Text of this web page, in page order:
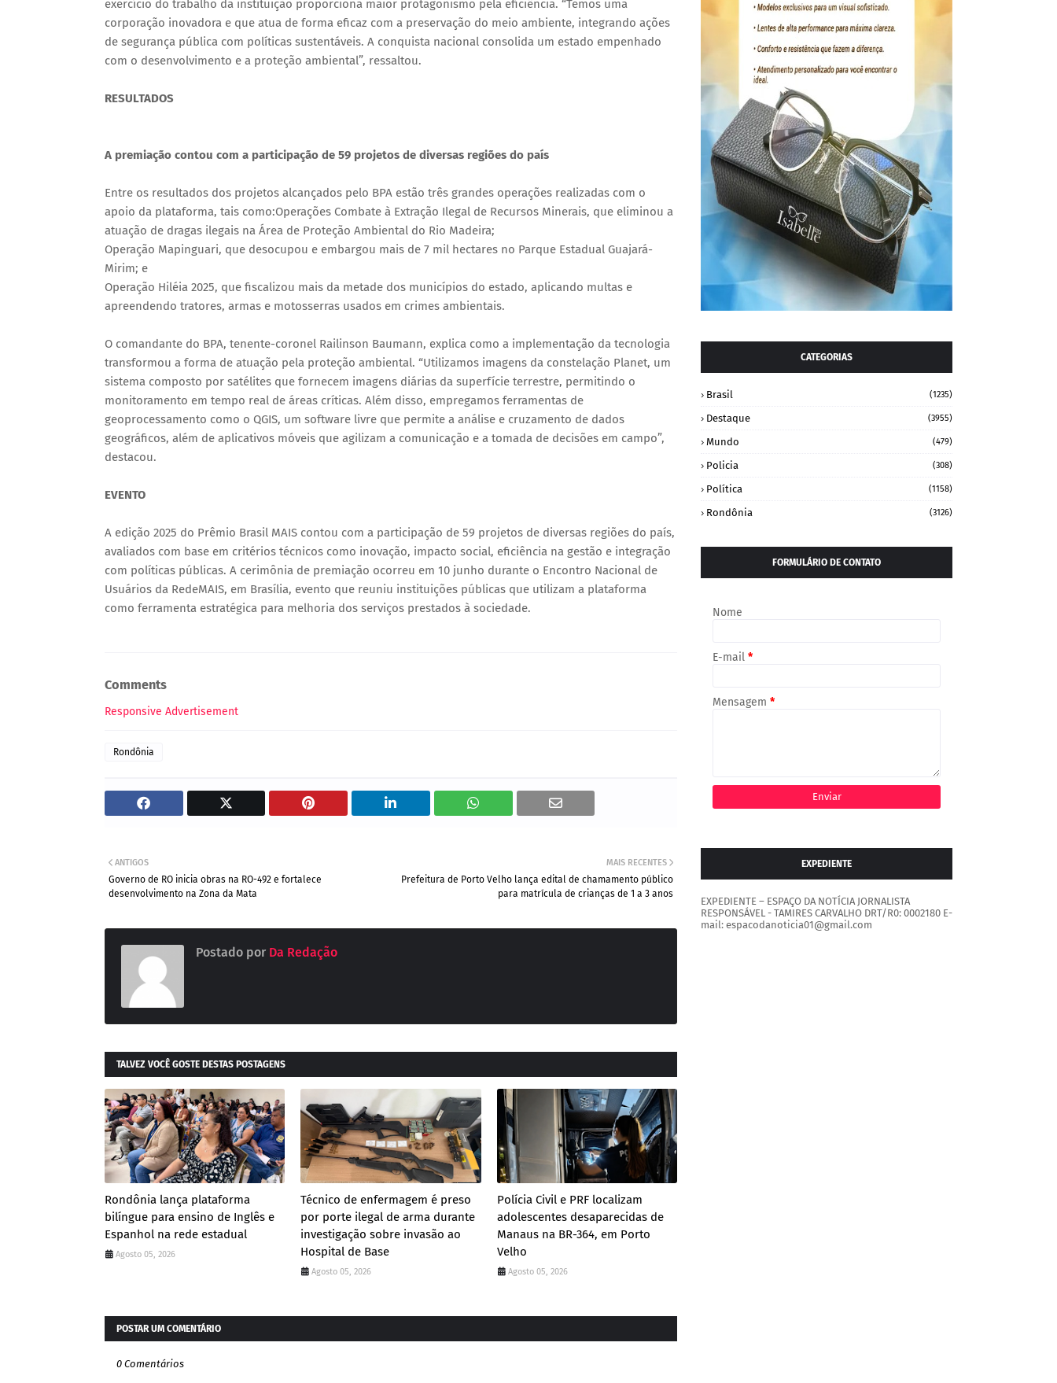
exercício do trabalho da instituição proporciona maior protagonismo pela eficiência. “Temos uma
corporação inovadora e que atua de forma eficaz com a preservação do meio ambiente, integrando ações
de segurança pública com políticas sustentáveis. A conquista nacional consolida um estado empenhado
com o desenvolvimento e a proteção ambiental”, ressaltou.
RESULTADOS
A premiação contou com a participação de 59 projetos de diversas regiões do país
Entre os resultados dos projetos alcançados pelo BPA estão três grandes operações realizadas com o
apoio da plataforma, tais como:Operações Combate à Extração Ilegal de Recursos Minerais, que eliminou a
atuação de dragas ilegais na Área de Proteção Ambiental do Rio Madeira;
Operação Mapinguari, que desocupou e embargou mais de 7 mil hectares no Parque Estadual Guajará-
Mirim; e
Operação Hiléia 2025, que fiscalizou mais da metade dos municípios do estado, aplicando multas e
apreendendo tratores, armas e motosserras usados em crimes ambientais.
O comandante do BPA, tenente-coronel Railinson Baumann, explica como a implementação da tecnologia
transformou a forma de atuação pela proteção ambiental. “Utilizamos imagens da constelação Planet, um
sistema composto por satélites que fornecem imagens diárias da superfície terrestre, permitindo o
monitoramento em tempo real de áreas críticas. Além disso, empregamos ferramentas de
geoprocessamento como o QGIS, um software livre que permite a análise e cruzamento de dados
geográficos, além de aplicativos móveis que agilizam a comunicação e a tomada de decisões em campo”,
destacou.
EVENTO
A edição 2025 do Prêmio Brasil MAIS contou com a participação de 59 projetos de diversas regiões do país,
avaliados com base em critérios técnicos como inovação, impacto social, eficiência na gestão e integração
com políticas públicas. A cerimônia de premiação ocorreu em 10 junho durante o Encontro Nacional de
Usuários da RedeMAIS, em Brasília, evento que reuniu instituições públicas que utilizam a plataforma
como ferramenta estratégica para melhoria dos serviços prestados à sociedade.
Comments
Responsive Advertisement
Rondônia
MAIS RECENTES
Prefeitura de Porto Velho lança edital de chamamento público
para matrícula de crianças de 1 a 3 anos
ANTIGOS
Governo de RO inicia obras na RO-492 e fortalece
desenvolvimento na Zona da Mata
Postado por Da Redação
TALVEZ VOCÊ GOSTE DESTAS POSTAGENS
Rondônia lança plataforma
bilíngue para ensino de Inglês e
Espanhol na rede estadual
Agosto 05, 2026
Técnico de enfermagem é preso
por porte ilegal de arma durante
investigação sobre invasão ao
Hospital de Base
Agosto 05, 2026
Polícia Civil e PRF localizam
adolescentes desaparecidas de
Manaus na BR-364, em Porto
Velho
Agosto 05, 2026
POSTAR UM COMENTÁRIO
0 Comentários
CATEGORIAS
Brasil (1235)
Destaque (3955)
Mundo (479)
Policia (308)
Política (1158)
Rondônia (3126)
FORMULÁRIO DE CONTATO
Nome
E-mail *
Mensagem *
EXPEDIENTE
EXPEDIENTE – ESPAÇO DA NOTÍCIA JORNALISTA
RESPONSÁVEL - TAMIRES CARVALHO DRT/R0: 0002180 E-
mail: espacodanoticia01@gmail.com